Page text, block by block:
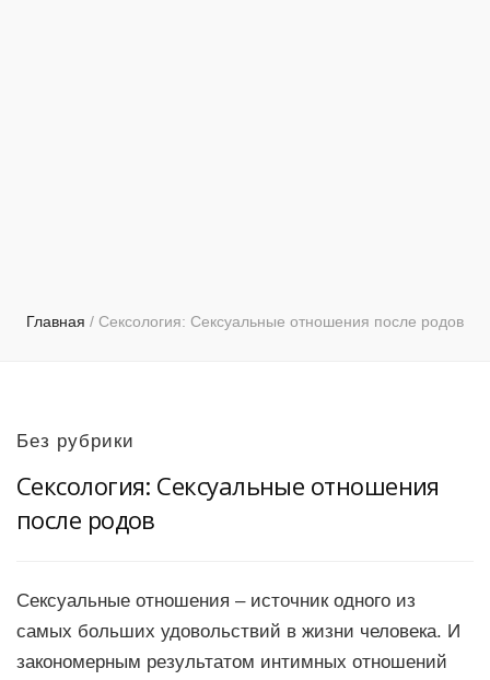
Главная / Сексология: Сексуальные отношения после родов
Без рубрики
Сексология: Сексуальные отношения
после родов
Сексуальные отношения – источник одного из
самых больших удовольствий в жизни человека. И
закономерным результатом интимных отношений